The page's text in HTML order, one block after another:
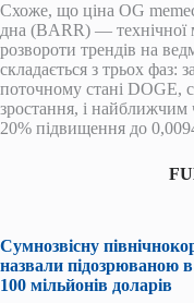
Схоже, що ціна OG
дна (BARR) — технічної
розвороти трендів на
складається з трьох фаз:
поточному стані DOGE,
зростання, і
20% підвищення до
Сумнозвісну
назвали підозрюваною
100 мільйонів доларів